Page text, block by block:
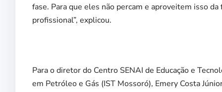
fase. Para que eles não percam e aproveitem isso
profissional”, explicou.
Para o diretor do Centro SENAI de Educação e
em Petróleo e Gás (IST Mossoró), Emery Costa